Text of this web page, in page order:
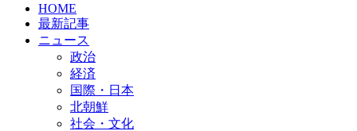
HOME
最新記事
ニュース
政治
経済
国際・日本
北朝鮮
社会・文化